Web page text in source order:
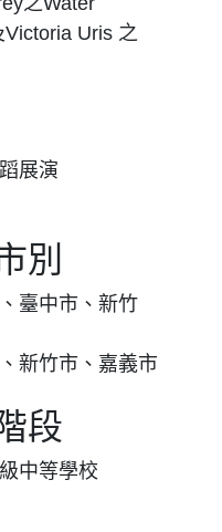
Uris 之
展演
別
臺中市、新竹
新竹市、嘉義市
段
中等學校